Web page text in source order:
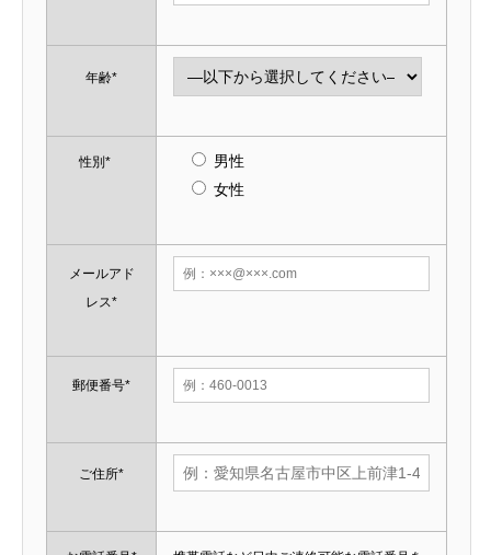
年齢*
性別*
男性
女性
メールアド
レス*
郵便番号*
ご住所*